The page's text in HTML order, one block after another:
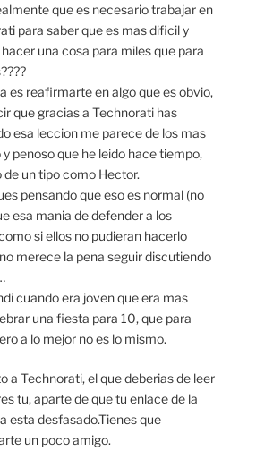
que es necesario trabajar en
para saber que es mas dificil y
una cosa para miles que para
es reafirmarte en algo que es obvio,
que gracias a Technorati has
esa leccion me parece de los mas
y penoso que he leido hace tiempo,
de un tipo como Hector.
pensando que eso es normal (no
esa mania de defender a los
si ellos no pudieran hacerlo
merece la pena seguir discutiendo
cuando era joven que era mas
una fiesta para 10, que para
a lo mejor no es lo mismo.
a Technorati, el que deberias de leer
tu, aparte de que tu enlace de la
esta desfasado.Tienes que
un poco amigo.